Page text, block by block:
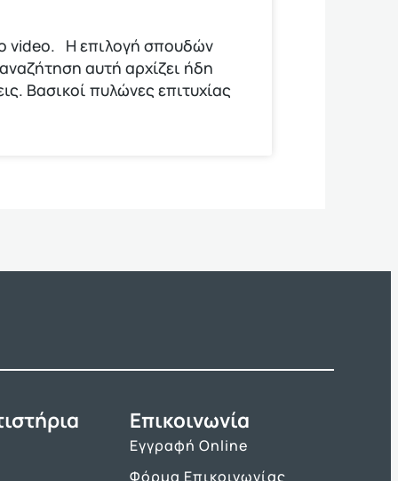
video. Η επιλογή σπουδών
αυτή αρχίζει ήδη
Βασικοί πυλώνες επιτυχίας
Επικοινωνία
Εγγραφή Online
Φόρμα Επικοινωνίας